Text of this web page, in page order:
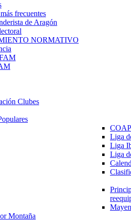
frecuentes
de Aragón
NORMATIVO
Clubes
Liga
Liga
Liga
Montaña